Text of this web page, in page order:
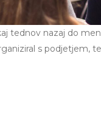
tednov nazaj do
s podjetjem,